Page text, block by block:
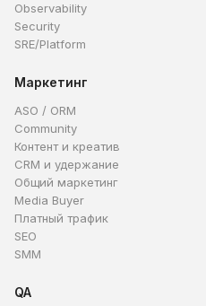
Observability
Security
SRE/Platform
Маркетинг
ASO / ORM
Community
Контент и креатив
CRM и удержание
Общий маркетинг
Media Buyer
Платный трафик
SEO
SMM
QA